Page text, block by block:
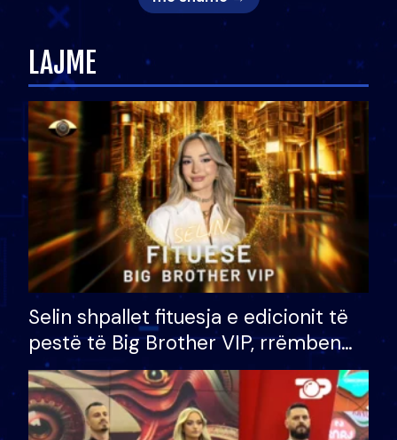
LAJME
Selin shpallet fituesja e edicionit të
pestë të Big Brother VIP, rrëmben
çmimin e madh prej 100 mijë eurosh